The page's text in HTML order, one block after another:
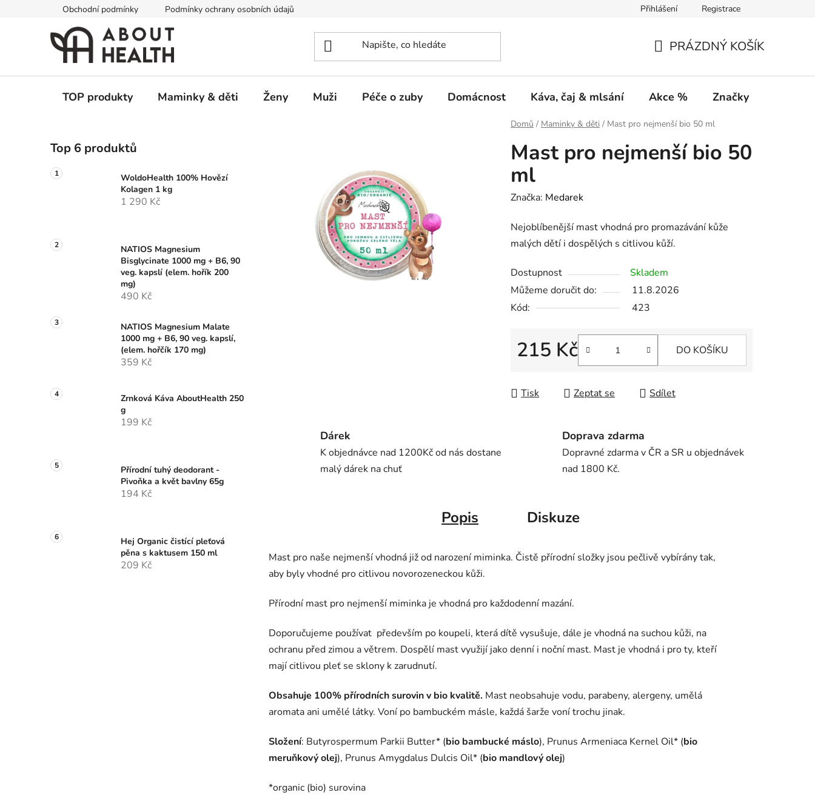
Obchodní podmínky Podmínky ochrany osobních údajů Přihlášení Registrace
KOŠÍK
PRÁZDNÝ KOŠÍK
TOP produkty Maminky & děti Ženy Muži Péče o zuby Domácnost Káva, čaj & mlsání Akce % Značky
Domů / Maminky & děti / Mast pro nejmenší bio 50 ml
o
s
t
n
e
Top 6 produktů
WoldoHealth 100% Hovězí
Kolagen 1 kg
1 290 Kč
NATIOS Magnesium
Bisglycinate 1000 mg + B6, 90
veg. kapslí (elem. hořík 200
mg)
490 Kč
NATIOS Magnesium Malate
1000 mg + B6, 90 veg. kapslí,
(elem. hořčík 170 mg)
359 Kč
Zrnková Káva AboutHealth 250
g
199 Kč
Přírodní tuhý deodorant -
Pivoňka a květ bavlny 65g
194 Kč
Hej Organic čistící pleťová
pěna s kaktusem 150 ml
209 Kč
Mast pro nejmenší bio 50
ml
Značka: Medarek
Nejoblíbenější mast vhodná pro promazávání kůže
malých dětí i dospělých s citlivou kůží.
Dostupnost
Skladem
Můžeme doručit do:
11.8.2026
Kód:
423
215 Kč DO KOŠÍKU
Tisk Zeptat se Sdílet
Dárek
K objednávce nad 1200Kč od nás dostane
malý dárek na chuť
Doprava zdarma
Dopravné zdarma v ČR a SR u objednávek
nad 1800 Kč.
Popis Diskuze
Mast pro naše nejmenší vhodná již od narození miminka. Čistě přírodní složky jsou pečlivě vybírány tak,
aby byly vhodné pro citlivou novorozeneckou kůži.
Přírodní mast pro nejmenší miminka je vhodná pro každodenní mazání.
Doporučujeme používat především po koupeli, která dítě vysušuje, dále je vhodná na suchou kůži, na
ochranu před zimou a větrem. Dospělí mast využijí jako denní i noční mast. Mast je vhodná i pro ty, kteří
mají citlivou pleť se sklony k zarudnutí.
Obsahuje 100% přírodních surovin v bio kvalitě. Mast neobsahuje vodu, parabeny, alergeny, umělá
aromata ani umělé látky. Voní po bambuckém másle, každá šarže voní trochu jinak.
Složení: Butyrospermum Parkii Butter* (bio bambucké máslo), Prunus Armeniaca Kernel Oil* (bio
meruňkový olej), Prunus Amygdalus Dulcis Oil* (bio mandlový olej)
*organic (bio) surovina